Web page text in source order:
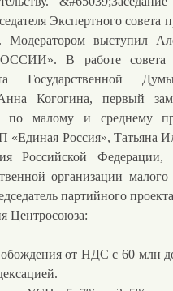
Экспертного
Модератором выступил
В работе совета
Когогина, первый
по малому и среднему
«Единая Россия», Татьяна
Российской
организации малого
партийного
Центросоюза:
от НДС с 60 млн